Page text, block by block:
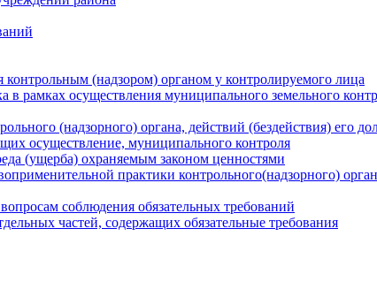
контрольным (надзором) органом у контролируемого лица
в рамках осуществления муниципального земельного
(надзорного) органа, действий (бездействия) его
осуществление, муниципального контроля
(ущерба) охраняемым законом ценностями
практики контрольного(надзорного)
соблюдения обязательных требований
частей, содержащих обязательные требования